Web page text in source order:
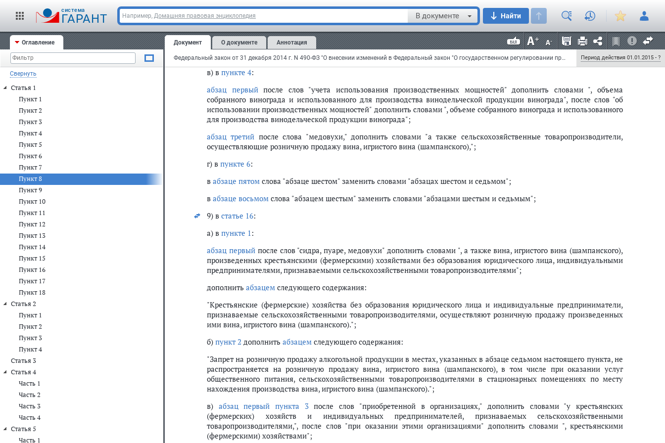
cистема
ГАРАНТ Например, Домашняя правовая энциклопедия В документе Найти
Оглавление
Свернуть
Статья 1
Пункт 1
Пункт 2
Пункт 3
Пункт 4
Пункт 5
Пункт 6
Пункт 7
Пункт 8
Пункт 9
Пункт 10
Пункт 11
Пункт 12
Пункт 13
Пункт 14
Пункт 15
Пункт 16
Пункт 17
Пункт 18
Статья 2
Пункт 1
Пункт 2
Пункт 3
Пункт 4
Статья 3
Статья 4
Часть 1
Часть 2
Часть 3
Часть 4
Статья 5
Часть 1
Документ О документе Аннотация
Федеральный закон от 31 декабря 2014 г. N 490-ФЗ "О внесении изменений в Федеральный закон "О государственном регулировании производства и оборота этилового спирта, алкогольной и спиртосодержащей продукции и об ограничении потребления (распития) алкогольной продукции" и внесении изменений в отдельные законодательные акты Российской Федерации" Период действия 01.01.2015 - ?
Организации, осуществляющие производство винодельческой продукции с защищенным географическим указанием,
с защищенным наименованием места происхождения и полный цикл производства дистиллятов, обязаны
осуществлять учет и декларирование объема винограда, использованного для производства винодельческой
продукции с защищенным географическим указанием, с защищенным наименованием места происхождения и
полного цикла производства дистиллятов.";
в) в пункте 4:
абзац первыйпосле слов "учета использования производственных мощностей" дополнить словами ", объема
собранного винограда и использованного для производства винодельческой продукции винограда", после слов "об
использовании производственных мощностей" дополнить словами ", объеме собранного винограда и использованного
для производства винодельческой продукции винограда";
абзац третий после слова "медовухи," дополнить словами "а также сельскохозяйственные товаропроизводители,
осуществляющие розничную продажу вина, игристого вина (шампанского),";
г) в пункте 6:
в абзаце пятом слова "абзаце шестом" заменить словами "абзацах шестом и седьмом";
в абзаце восьмом слова "абзацем шестым" заменить словами "абзацами шестым и седьмым";
9) в статье 16:
а) в пункте 1:
абзац первыйпосле слов "сидра, пуаре, медовухи" дополнить словами ", а также вина, игристого вина (шампанского),
произведенных крестьянскими (фермерскими) хозяйствами без образования юридического лица, индивидуальными
предпринимателями, признаваемыми сельскохозяйственными товаропроизводителями";
дополнить абзацем следующего содержания:
"Крестьянские (фермерские) хозяйства без образования юридического лица и индивидуальные предприниматели,
признаваемые сельскохозяйственными товаропроизводителями, осуществляют розничную продажу произведенных
ими вина, игристого вина (шампанского).";
б) пункт 2 дополнить абзацем следующего содержания:
"Запрет на розничную продажу алкогольной продукции в местах, указанных в абзаце седьмом настоящего пункта, не
распространяется на розничную продажу вина, игристого вина (шампанского), в том числе при оказании услуг
общественного питания, сельскохозяйственными товаропроизводителями в стационарных помещениях по месту
нахождения производства вина, игристого вина (шампанского).";
в) абзац первый пункта 3после слов "приобретенной в организациях," дополнить словами "у крестьянских
(фермерских) хозяйств и индивидуальных предпринимателей, признаваемых сельскохозяйственными
товаропроизводителями,", после слов "при оказании этими организациями" дополнить словами ", крестьянскими
(фермерскими) хозяйствами";